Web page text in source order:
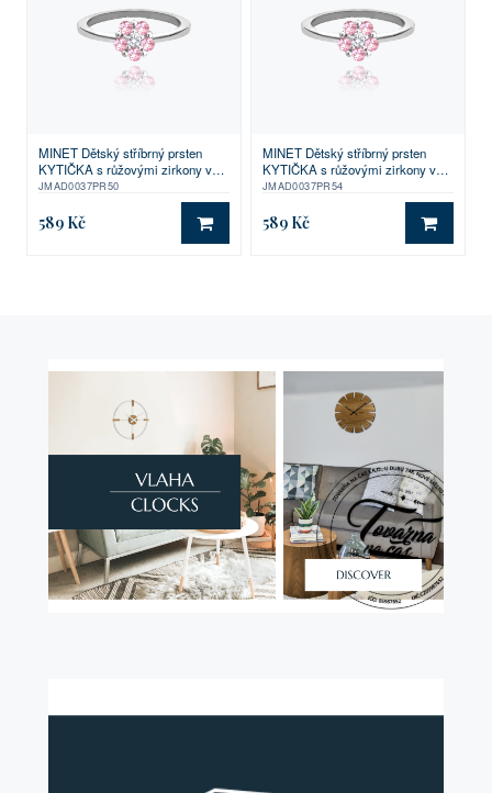
MINET Dětský stříbrný prsten
KYTIČKA s růžovými zirkony vel.
50
JMAD0037PR50
589 Kč DO KOŠÍKU
MINET Dětský stříbrný prsten
KYTIČKA s růžovými zirkony vel.
54
JMAD0037PR54
589 Kč DO